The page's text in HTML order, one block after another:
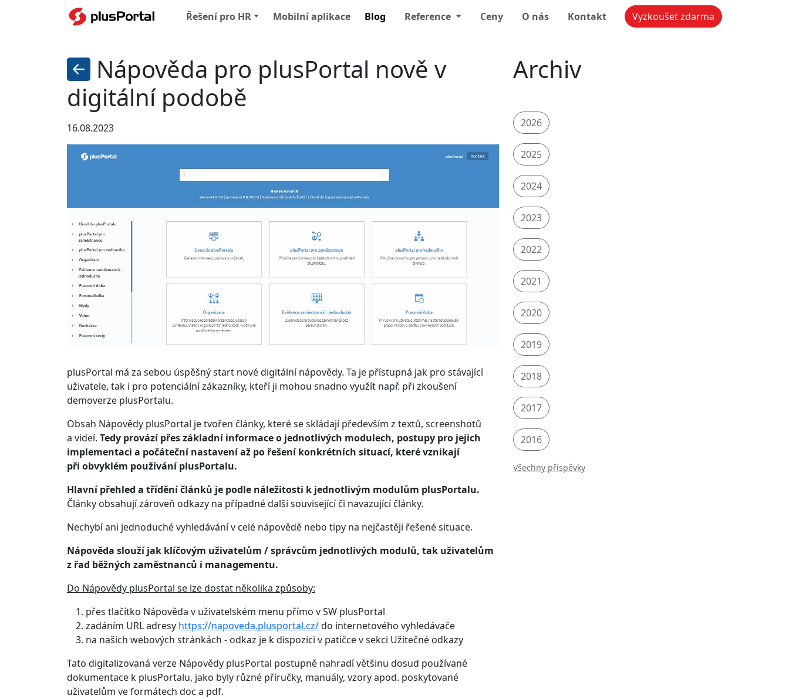
Řešení pro HR Mobilní aplikace Blog Reference Ceny O nás Kontakt Vyzkoušet zdarma
Nápověda pro plusPortal nově v
digitální podobě
16.08.2023
plusPortal má za sebou úspěšný start nové digitální nápovědy. Ta je přístupná jak pro stávající
uživatele, tak i pro potenciální zákazníky, kteří ji mohou snadno využít např. při zkoušení
demoverze plusPortalu.
Obsah Nápovědy plusPortal je tvořen články, které se skládají především z textů, screenshotů
a videí. Tedy provází přes základní informace o jednotlivých modulech, postupy pro jejich
implementaci a počáteční nastavení až po řešení konkrétních situací, které vznikají
při obvyklém používání plusPortalu.
Hlavní přehled a třídění článků je podle náležitosti k jednotlivým modulům plusPortalu.
Články obsahují zároveň odkazy na případné další související či navazující články.
Nechybí ani jednoduché vyhledávání v celé nápovědě nebo tipy na nejčastěji řešené situace.
Nápověda slouží jak klíčovým uživatelům / správcům jednotlivých modulů, tak uživatelům
z řad běžných zaměstnanců i managementu.
Do Nápovědy plusPortal se lze dostat několika způsoby:
přes tlačítko Nápověda v uživatelském menu přímo v SW plusPortal
zadáním URL adresy https://napoveda.plusportal.cz/do internetového vyhledávače
na našich webových stránkách - odkaz je k dispozici v patičce v sekci Užitečné odkazy
Tato digitalizovaná verze Nápovědy plusPortal postupně nahradí většinu dosud používané
dokumentace k plusPortalu, jako byly různé příručky, manuály, vzory apod. poskytované
uživatelům ve formátech doc a pdf.
Archiv
2026
2025
2024
2023
2022
2021
2020
2019
2018
2017
2016
Všechny příspěvky